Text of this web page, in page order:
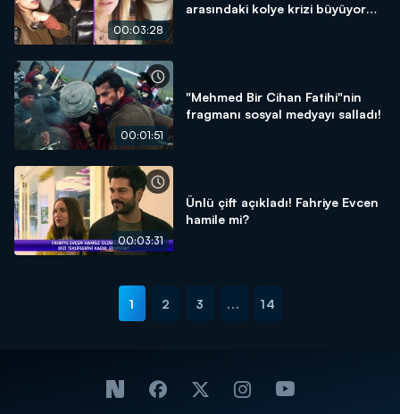
00:03:28
arasındaki kolye krizi büyüyor
00:01:51
"Mehmed Bir Cihan Fatihi"nin
fragmanı sosyal medyayı salladı!
00:03:31
Ünlü çift açıkladı! Fahriye Evcen
hamile mi?
1 2 3 ... 14